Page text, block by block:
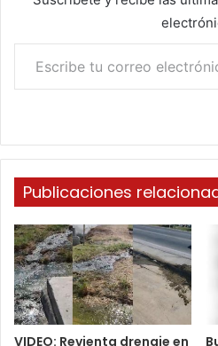
Escribe tu correo electrónico…
Publicaciones
VIDEO: Revienta drenaje en